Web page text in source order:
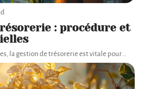
: procédure et
la gestion de trésorerie est vitale pour…